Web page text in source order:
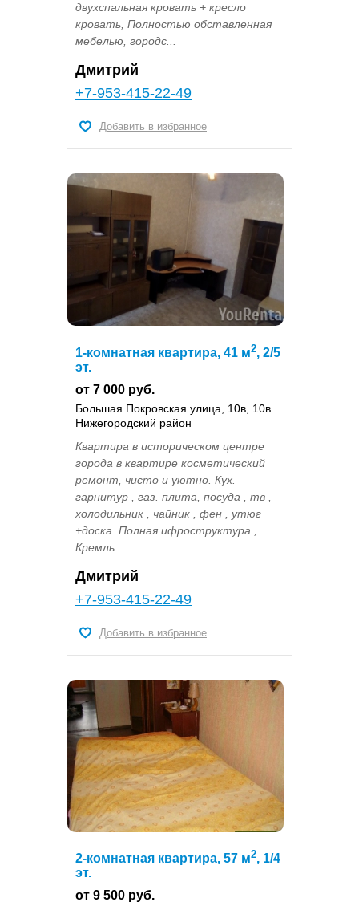
двухспальная кровать + кресло
кровать, Полностью обставленная
мебелью, городс...
Дмитрий
+7-953-415-22-49
Добавить в избранное
1-комнатная квартира, 41 м2, 2/5
эт.
от 7 000 руб.
Большая Покровская улица, 10в, 10в
Нижегородский район
Квартира в историческом центре
города в квартире косметический
ремонт, чисто и уютно. Кух.
гарнитур , газ. плита, посуда , тв ,
холодильник , чайник , фен , утюг
+доска. Полная ифроструктура ,
Кремль...
Дмитрий
+7-953-415-22-49
Добавить в избранное
2-комнатная квартира, 57 м2, 1/4
эт.
от 9 500 руб.